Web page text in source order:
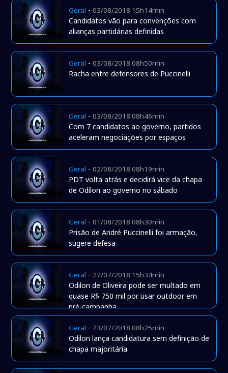
Geral -03/08/2018 15h14min
Candidatos vão para convenções com
alianças partidárias definidas
Geral -03/08/2018 08h50min
Racha entre defensores de Puccinelli
Geral -03/08/2018 08h46min
Com 7 candidatos ao governo, partidos
aceleram negociações por espaços
Geral -02/08/2018 08h19min
PDT volta atrás e decidirá vice da chapa
de Odilon ao governo no sábado
Geral -01/08/2018 08h30min
Prisão de André Puccinelli foi armação,
sugere defesa
Geral - 27/07/2018 15h34min
Odilon de Oliveira pode ser multado em
quase R$ 750 mil por usar outdoor em
pré-campanha
Geral - 23/07/2018 08h25min
Odilon lança candidatura sem definição de
chapa majoritária